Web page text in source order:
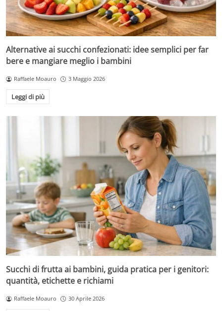
Alternative ai succhi confezionati: idee semplici per far
bere e mangiare meglio i bambini
Raffaele Moauro 3 Maggio 2026
Leggi di più
Succhi di frutta ai bambini, guida pratica per i genitori:
quantità, etichette e richiami
Raffaele Moauro 30 Aprile 2026